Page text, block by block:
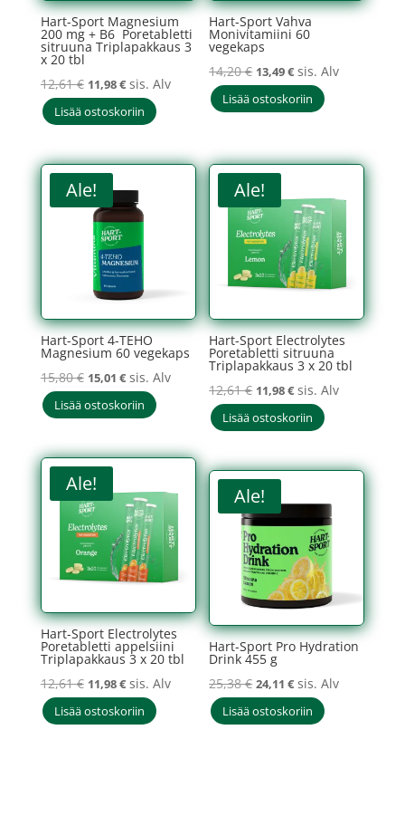
Hart-Sport Magnesium
200 mg + B6 Poretabletti
sitruuna Triplapakkaus 3
x 20 tbl
12,61€ Alkuperäinen
hinta
oli:
12,61 €.
11,98€Nykyinen
hinta
on:
11,98 €.
sis. Alv
Lisää ostoskoriin
Hart-Sport Vahva
Monivitamiini 60
vegekaps
14,20€ Alkuperäinen
hinta
oli:
13,49€Nykyinen
hinta
on:
sis. Alv
Lisää ostoskoriin
Ale!
Hart-Sport 4-TEHO
Magnesium 60 vegekaps
15,80€ Alkuperäinen
hinta
oli:
15,80 €.
15,01 €Nykyinen
hinta
on:
15,01 €.
sis. Alv
Lisää ostoskoriin
Ale!
Hart-Sport Electrolytes
Poretabletti sitruuna
Triplapakkaus 3 x 20 tbl
12,61€ Alkuperäinen
hinta
oli:
12,61 €.
11,98€Nykyinen
hinta
on:
11,98 €.
sis. Alv
Lisää ostoskoriin
Ale!
Hart-Sport Electrolytes
Poretabletti appelsiini
Triplapakkaus 3 x 20 tbl
12,61€ Alkuperäinen
hinta
oli:
11,98€Nykyinen
hinta
on:
sis. Alv
Lisää ostoskoriin
Ale!
Hart-Sport Pro Hydration
Drink 455 g
25,38€ Alkuperäinen
hinta
oli:
24,11€Nykyinen
hinta
on:
sis. Alv
Lisää ostoskoriin